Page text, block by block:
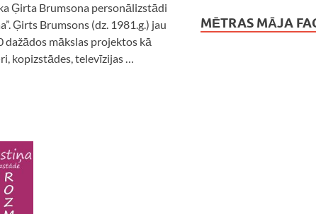
Ģirta Brumsona personālizstādi
Ģirts Brumsons (dz. 1981.g.) jau
dažādos mākslas projektos kā
kopizstādes, televīzijas …
MĒTRAS MĀJA